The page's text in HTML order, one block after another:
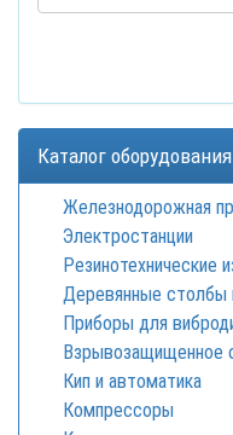
Каталог оборудования
Железнодорожная
Электростанции
Резинотехнические
Деревянные столбы
Приборы для
Взрывозащищенное
Кип и автоматика
Компрессоры